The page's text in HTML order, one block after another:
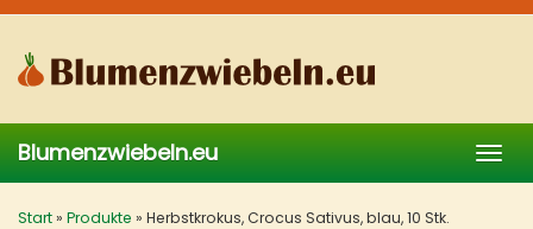
Skip
main
content
Blumenzwiebeln.eu
Start» Produkte » Herbstkrokus, Crocus Sativus, blau, 10 Stk.